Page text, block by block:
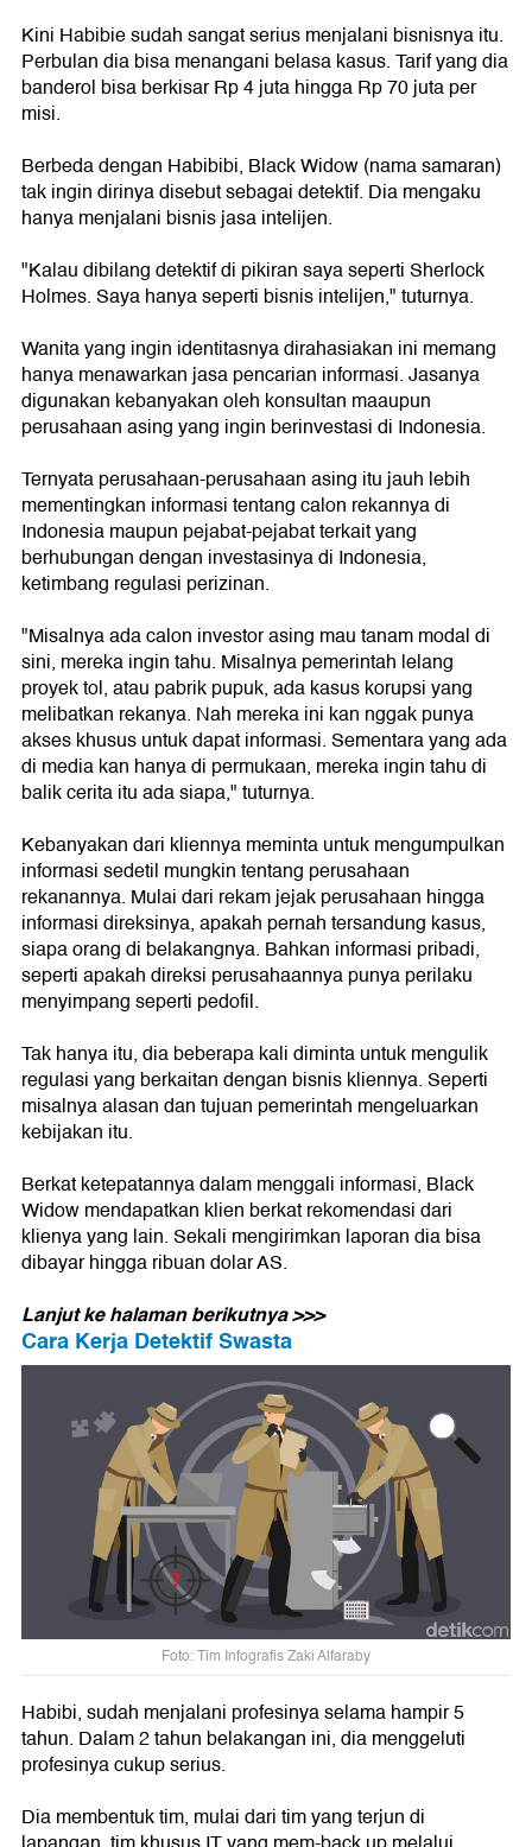
Kini Habibie sudah sangat serius menjalani bisnisnya itu.
Perbulan dia bisa menangani belasa kasus. Tarif yang dia
banderol bisa berkisar Rp 4 juta hingga Rp 70 juta per
misi.
Berbeda dengan Habibibi, Black Widow (nama samaran)
tak ingin dirinya disebut sebagai detektif. Dia mengaku
hanya menjalani bisnis jasa intelijen.
"Kalau dibilang detektif di pikiran saya seperti Sherlock
Holmes. Saya hanya seperti bisnis intelijen," tuturnya.
Wanita yang ingin identitasnya dirahasiakan ini memang
hanya menawarkan jasa pencarian informasi. Jasanya
digunakan kebanyakan oleh konsultan maaupun
perusahaan asing yang ingin berinvestasi di Indonesia.
Ternyata perusahaan-perusahaan asing itu jauh lebih
mementingkan informasi tentang calon rekannya di
Indonesia maupun pejabat-pejabat terkait yang
berhubungan dengan investasinya di Indonesia,
ketimbang regulasi perizinan.
"Misalnya ada calon investor asing mau tanam modal di
sini, mereka ingin tahu. Misalnya pemerintah lelang
proyek tol, atau pabrik pupuk, ada kasus korupsi yang
melibatkan rekanya. Nah mereka ini kan nggak punya
akses khusus untuk dapat informasi. Sementara yang ada
di media kan hanya di permukaan, mereka ingin tahu di
balik cerita itu ada siapa," tuturnya.
Kebanyakan dari kliennya meminta untuk mengumpulkan
informasi sedetil mungkin tentang perusahaan
rekanannya. Mulai dari rekam jejak perusahaan hingga
informasi direksinya, apakah pernah tersandung kasus,
siapa orang di belakangnya. Bahkan informasi pribadi,
seperti apakah direksi perusahaannya punya perilaku
menyimpang seperti pedofil.
Tak hanya itu, dia beberapa kali diminta untuk mengulik
regulasi yang berkaitan dengan bisnis kliennya. Seperti
misalnya alasan dan tujuan pemerintah mengeluarkan
kebijakan itu.
Berkat ketepatannya dalam menggali informasi, Black
Widow mendapatkan klien berkat rekomendasi dari
klienya yang lain. Sekali mengirimkan laporan dia bisa
dibayar hingga ribuan dolar AS.
Lanjut ke halaman berikutnya >>>
Cara Kerja Detektif Swasta
Foto: Tim Infografis Zaki Alfaraby
Habibi, sudah menjalani profesinya selama hampir 5
tahun. Dalam 2 tahun belakangan ini, dia menggeluti
profesinya cukup serius.
Dia membentuk tim, mulai dari tim yang terjun di